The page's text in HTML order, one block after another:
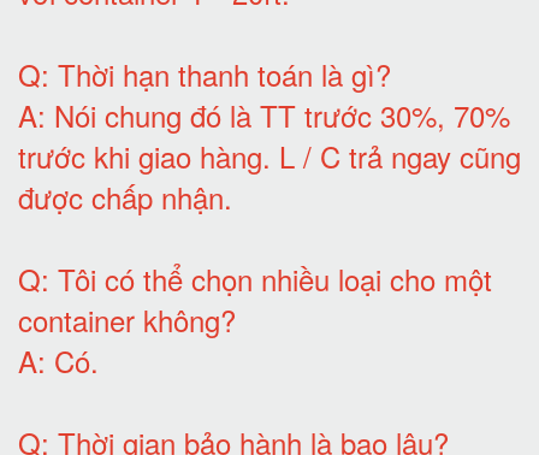
Q: Thời hạn thanh toán là gì?
A: Nói chung đó là TT trước 30%, 70%
trước khi giao hàng. L / C trả ngay cũng
được chấp nhận.
Q: Tôi có thể chọn nhiều loại cho một
container không?
A: Có.
Q: Thời gian bảo hành là bao lâu?